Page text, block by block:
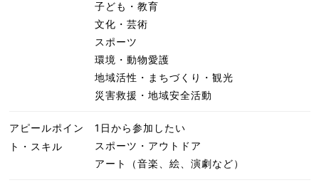
子ども・教育
文化・芸術
スポーツ
環境・動物愛護
地域活性・まちづくり・観光
災害救援・地域安全活動
アピールポイン
ト・スキル
1日から参加したい
スポーツ・アウトドア
アート（音楽、絵、演劇など）